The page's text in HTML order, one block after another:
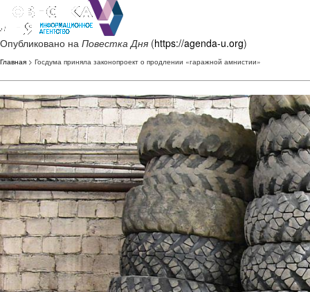
Опубликовано на Повестка Дня (https://agenda-u.org)
Главная > Госдума приняла законопроект о продлении «гаражной амнистии»